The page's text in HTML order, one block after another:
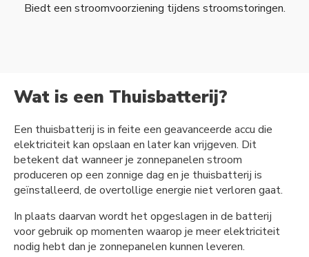
Biedt een stroomvoorziening tijdens stroomstoringen.
Wat is een Thuisbatterij?
Een thuisbatterij is in feite een geavanceerde accu die
elektriciteit kan opslaan en later kan vrijgeven. Dit
betekent dat wanneer je zonnepanelen stroom
produceren op een zonnige dag en je thuisbatterij is
geïnstalleerd, de overtollige energie niet verloren gaat.
In plaats daarvan wordt het opgeslagen in de batterij
voor gebruik op momenten waarop je meer elektriciteit
nodig hebt dan je zonnepanelen kunnen leveren.